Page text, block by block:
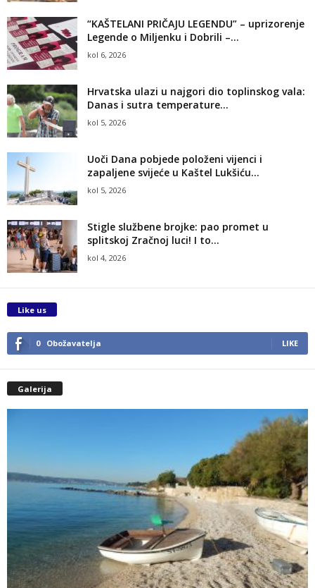
“KAŠTELANI PRIČAJU LEGENDU” – uprizorenje
Legende o Miljenku i Dobrili –...
kol 6, 2026
Hrvatska ulazi u najgori dio toplinskog vala:
Danas i sutra temperature...
kol 5, 2026
Uoči Dana pobjede položeni vijenci i
zapaljene svijeće u Kaštel Lukšiću...
kol 5, 2026
Stigle službene brojke: pao promet u
splitskoj Zračnoj luci! I to...
kol 4, 2026
Like us
0 Obožavatelja LIKE
Galerija